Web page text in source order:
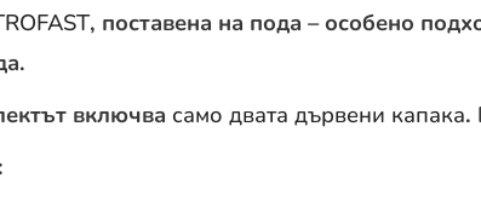
, поставена на пода – особено
включва само двата дървени капака.